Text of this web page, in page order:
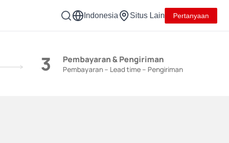
Indonesia Situs Lain Pertanyaan
3 Pembayaran & Pengiriman
Pembayaran – Lead time – Pengiriman